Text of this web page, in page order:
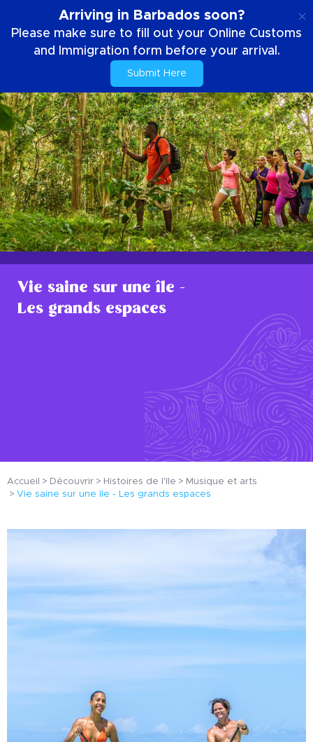
Arriving in Barbados soon?
Please make sure to fill out your Online Customs
and Immigration form before your arrival.
Submit Here
Vie saine sur une île -
Les grands espaces
Accueil Découvrir Histoires de l'île
Musique et arts
Vie saine sur une île - Les grands espaces